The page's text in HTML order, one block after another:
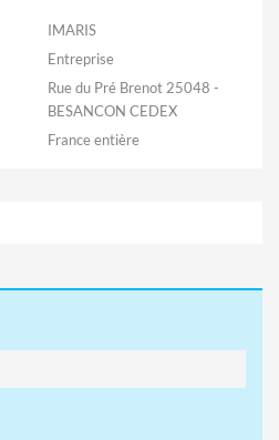
IMARIS
Entreprise
Rue du Pré Brenot 25048 -
BESANCON CEDEX